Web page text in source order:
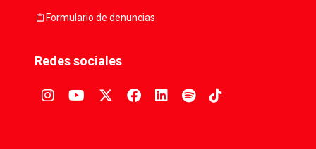
assignmentFormulario de denuncias
Redes sociales